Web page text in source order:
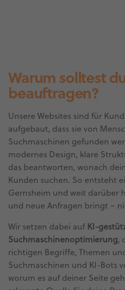
Warum solltest
beauftragen?
Unsere Websites sind für
aufgebaut, dass sie von
Suchmaschinen gefunden
modernes Design, klare
das beantworten, wonach
Kunden suchen. So entsteht
Gernsheim und weit darüber
und neue Anfragen bringt –
Wir setzen dabei auf KI-
Suchmaschinenoptimierung,
richtigen Begriffe, Themen
Suchmaschinen und KI-Bots
worum es auf deiner Seite